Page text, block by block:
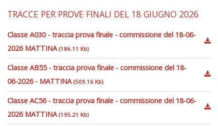
TRACCE PER PROVE FINALI DEL 18 GIUGNO 2026
Classe A030 - traccia prova finale - commissione del 18-06-
2026 MATTINA (186.11 Kb)
Classe AB55 - traccia prova finale - commissione del 18-
06-2026 - MATTINA (509.16 Kb)
Classe AC56 - traccia prova finale - commissione del 18-06-
2026 MATTINA (195.21 Kb)